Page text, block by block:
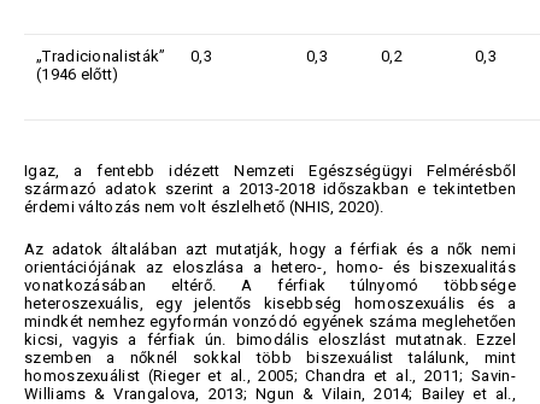
„Tradicionalisták”
(1946 előtt)
0,3 0,3 0,2 0,3
Igaz, a fentebb idézett Nemzeti Egészségügyi Felmérésből
származó adatok szerint a 2013-2018 időszakban e tekintetben
érdemi változás nem volt észlelhető (NHIS, 2020).
Az adatok általában azt mutatják, hogy a férfiak és a nők nemi
orientációjának az eloszlása a hetero-, homo- és biszexualitás
vonatkozásában eltérő. A férfiak túlnyomó többsége
heteroszexuális, egy jelentős kisebbség homoszexuális és a
mindkét nemhez egyformán vonzódó egyének száma meglehetően
kicsi, vagyis a férfiak ún. bimodális eloszlást mutatnak. Ezzel
szemben a nőknél sokkal több biszexuálist találunk, mint
homoszexuálist (Rieger et al., 2005; Chandra et al., 2011; Savin-
Williams & Vrangalova, 2013; Ngun & Vilain, 2014; Bailey et al.,